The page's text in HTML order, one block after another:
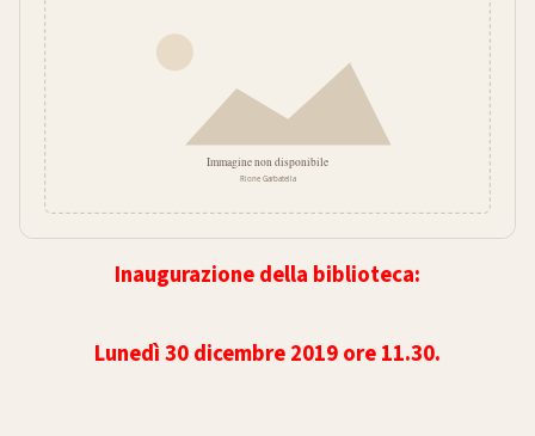
Inaugurazione della biblioteca:
Lunedì 30 dicembre 2019 ore 11.30.